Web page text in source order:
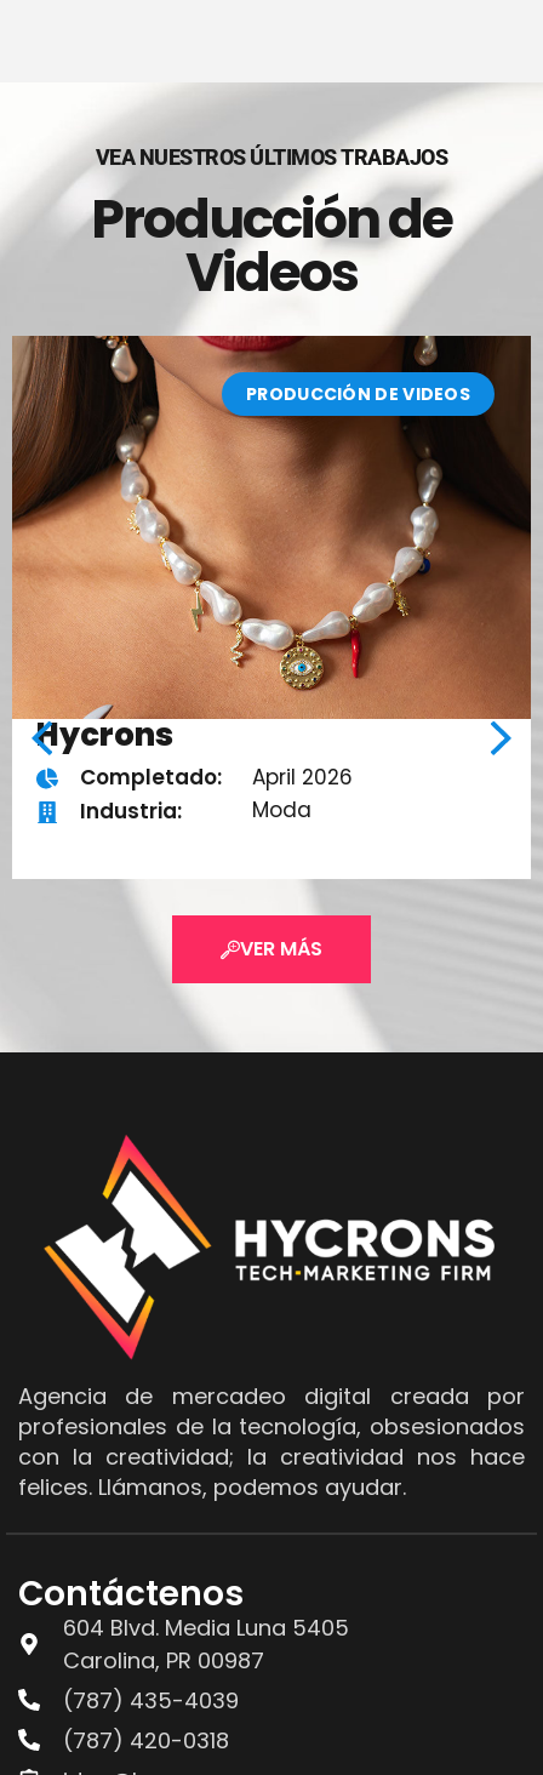
VEA NUESTROS ÚLTIMOS TRABAJOS
Producción de
Videos
PRODUCCIÓN DE VIDEOS
Hycrons
Completado:
Industria:
April 2026
Moda
VER MÁS
Agencia de mercadeo digital creada por
profesionales de la tecnología, obsesionados
con la creatividad; la creatividad nos hace
felices. Llámanos, podemos ayudar.
Contáctenos
604 Blvd. Media Luna 5405
Carolina, PR 00987
(787) 435-4039
(787) 420-0318